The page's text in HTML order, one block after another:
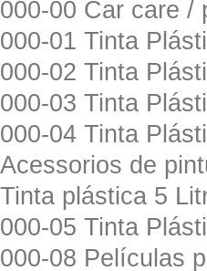
000-00 Car care
000-01 Tinta
000-02 Tinta
000-03 Tinta
000-04 Tinta
Acessorios de
Tinta plástica 5
000-05 Tinta
000-08 Películas